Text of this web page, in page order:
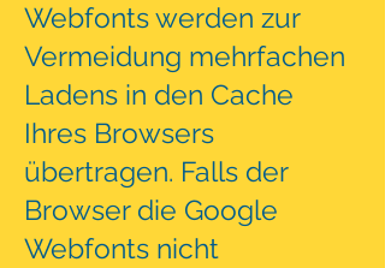
Webfonts werden zur
Vermeidung mehrfachen
Ladens in den Cache
Ihres Browsers
übertragen. Falls der
Browser die Google
Webfonts nicht